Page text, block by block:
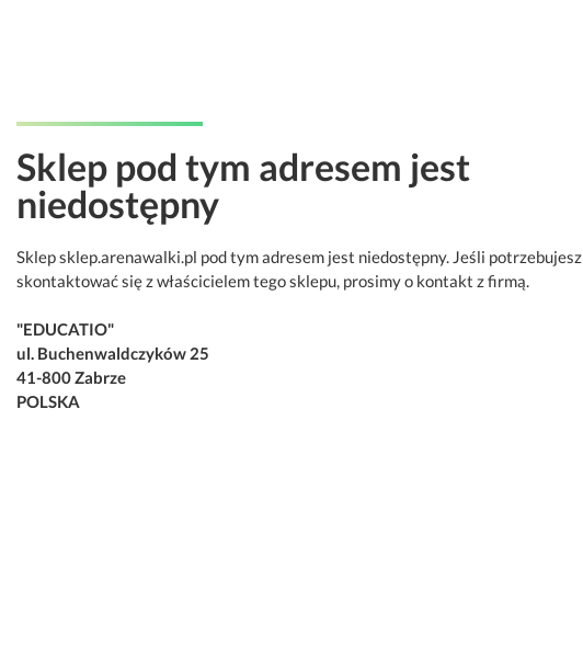
Sklep pod tym adresem jest
niedostępny
Sklep sklep.arenawalki.pl pod tym adresem jest niedostępny. Jeśli potrzebujesz
skontaktować się z właścicielem tego sklepu, prosimy o kontakt z firmą.
"EDUCATIO"
ul. Buchenwaldczyków 25
41-800 Zabrze
POLSKA